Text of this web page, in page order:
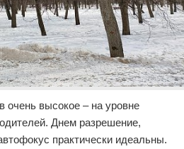
очень высокое – на уровне
Днем разрешение,
практически идеальны.